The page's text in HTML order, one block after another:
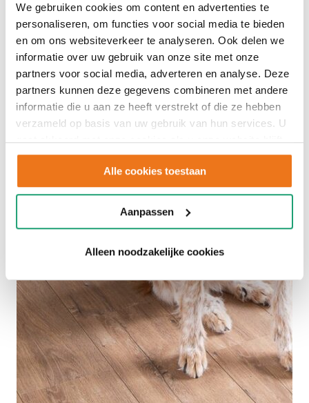
We gebruiken cookies om content en advertenties te
personaliseren, om functies voor social media te bieden
en om ons websiteverkeer te analyseren. Ook delen we
informatie over uw gebruik van onze site met onze
partners voor social media, adverteren en analyse. Deze
partners kunnen deze gegevens combineren met andere
informatie die u aan ze heeft verstrekt of die ze hebben
verzameld op basis van uw gebruik van hun services. U
gaat akkoord met onze cookies als u onze website blijft
gebruiken.
Alle cookies toestaan
Aanpassen
Alleen noodzakelijke cookies